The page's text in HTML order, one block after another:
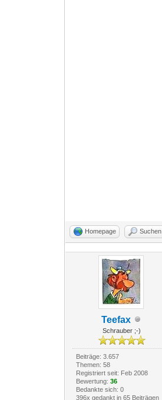
Homepage Suchen
Teefax
Schrauber ;-)
Beiträge: 3.657
Themen: 58
Registriert seit: Feb 2008
Bewertung: 36
Bedankte sich: 0
396x gedankt in 65 Beiträgen